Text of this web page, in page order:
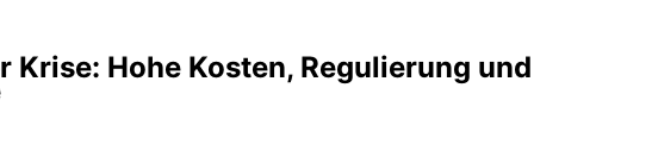
Krise: Hohe Kosten, Regulierung und